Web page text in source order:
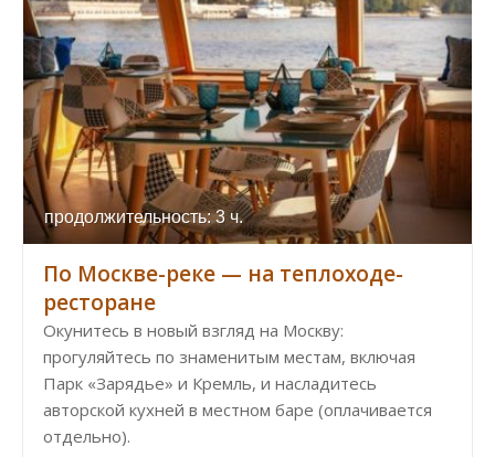
продолжительность: 3 ч.
По Москве-реке — на теплоходе-
ресторане
Окунитесь в новый взгляд на Москву:
прогуляйтесь по знаменитым местам, включая
Парк «Зарядье» и Кремль, и насладитесь
авторской кухней в местном баре (оплачивается
отдельно).